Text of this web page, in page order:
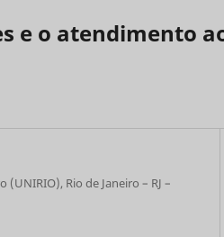
e o atendimento
Rio de Janeiro – RJ –